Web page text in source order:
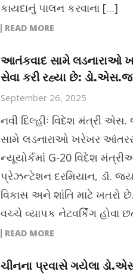
કાયદાનું પાલન કરવાના […]
READ MORE
આતંકવાદ સામે લડનારાઓ
સેવા કરી રહ્યા છે:
September 26, 2025
નવી દિલ્હીઃ વિદેશ મંત્રી
સામે લડનારાઓ ખરેખર
ન્યૂયોર્કમાં G-20 વિદેશ
પ્રેઝન્ટેશન દરમિયાન, ડૉ.
વિકાસ અને શાંતિ માટે
વચ્ચે વ્યાપક નેટવર્કિંગ
READ MORE
ચીનના પ્રવાસે ગયેલા